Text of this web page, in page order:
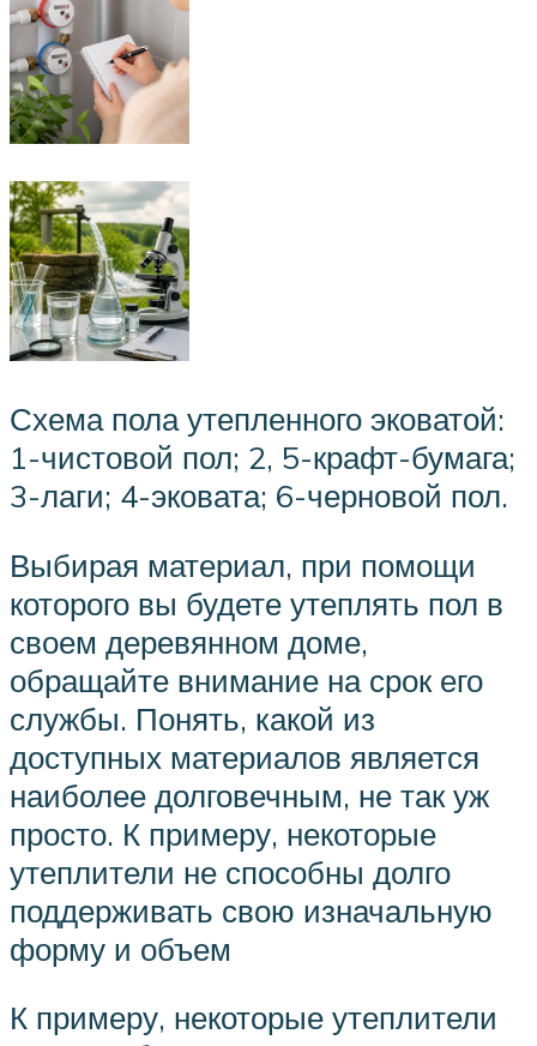
Схема пола утепленного эковатой:
1-чистовой пол; 2, 5-крафт-бумага;
3-лаги; 4-эковата; 6-черновой пол.
Выбирая материал, при помощи
которого вы будете утеплять пол в
своем деревянном доме,
обращайте внимание на срок его
службы. Понять, какой из
доступных материалов является
наиболее долговечным, не так уж
просто. К примеру, некоторые
утеплители не способны долго
поддерживать свою изначальную
форму и объем
К примеру, некоторые утеплители